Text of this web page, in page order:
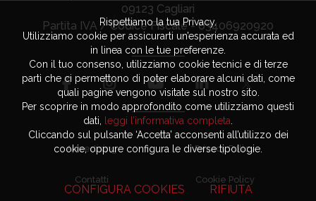
09123 Cagliari
Partita IVA / Codice Fiscale - 03406920920
Advertising
Contatti
Privacy Policy
Cookie Policy
Rispettiamo la tua Privacy.
Utilizziamo cookie per assicurarti un’esperienza accurata ed
in linea con le tue preferenze.
Con il tuo consenso, utilizziamo cookie tecnici e di terze
parti che ci permettono di poter elaborare alcuni dati, come
quali pagine vengono visitate sul nostro sito.
Per scoprire in modo approfondito come utilizziamo questi
dati,
leggi l’informativa completa
Cliccando sul pulsante ‘Accetta’ acconsenti all’utilizzo dei
cookie, oppure configura le diverse tipologie.
CONFIGURA COOKIES RIFIUTA